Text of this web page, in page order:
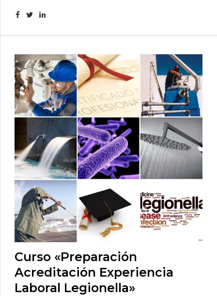
Curso «Preparación
Acreditación Experiencia
Laboral Legionella»